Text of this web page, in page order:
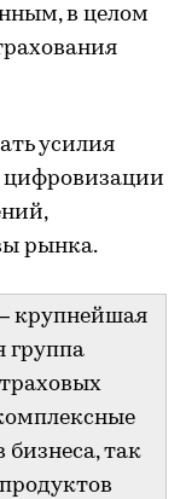
в целом
усилия
цифровизации
рынка.
крупнейшая
группа
так